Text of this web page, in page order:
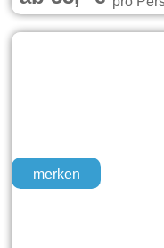
merken